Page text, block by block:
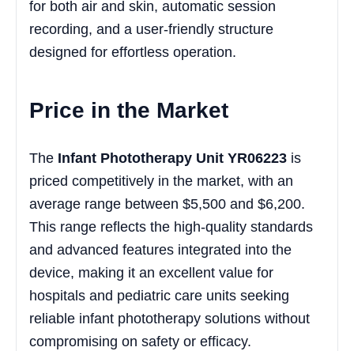
for both air and skin, automatic session
recording, and a user-friendly structure
designed for effortless operation.
Price in the Market
The Infant Phototherapy Unit YR06223 is
priced competitively in the market, with an
average range between $5,500 and $6,200.
This range reflects the high-quality standards
and advanced features integrated into the
device, making it an excellent value for
hospitals and pediatric care units seeking
reliable infant phototherapy solutions without
compromising on safety or efficacy.